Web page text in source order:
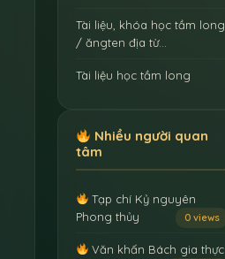
Tài liệu, khóa học tầm long
/ ăngten địa từ…
Tài liệu học tầm long
Nhiều người quan
tâm
Tạp chí Kỷ nguyên
Phong thủy
0 views
Văn khấn Bách gia thực